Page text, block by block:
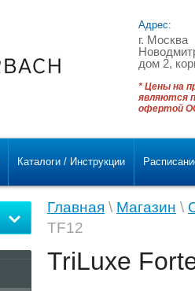
Адрес:
г. Москва
дом 2,
* Цены на
являются
офертой
Каталоги / Инструкции
Главная \ Магазин \
TF12
TriLuxe